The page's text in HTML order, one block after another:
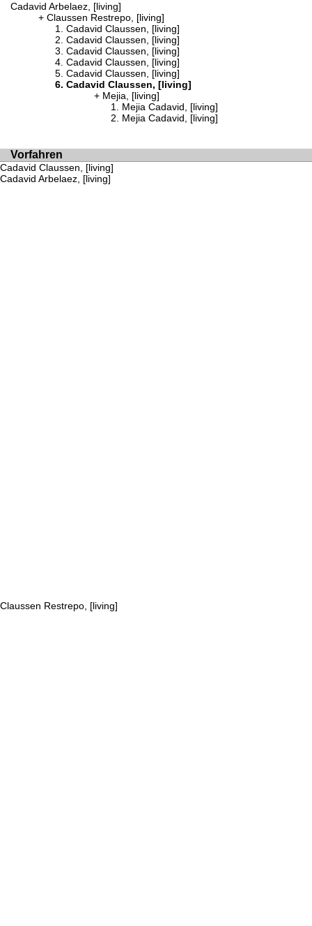
Cadavid Arbelaez, [living]
Claussen Restrepo, [living]
Cadavid Claussen, [living]
Cadavid Claussen, [living]
Cadavid Claussen, [living]
Cadavid Claussen, [living]
Cadavid Claussen, [living]
Cadavid Claussen, [living]
Mejia, [living]
Mejia Cadavid, [living]
Mejia Cadavid, [living]
Vorfahren
Cadavid Claussen, [living]
Cadavid Arbelaez, [living]
Claussen Restrepo, [living]